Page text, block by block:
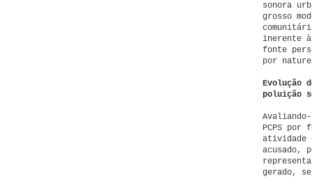
sonora
grosso
inerente
fonte
por
Evolução
poluição
PCPS por
atividade
acusado,
gerado,